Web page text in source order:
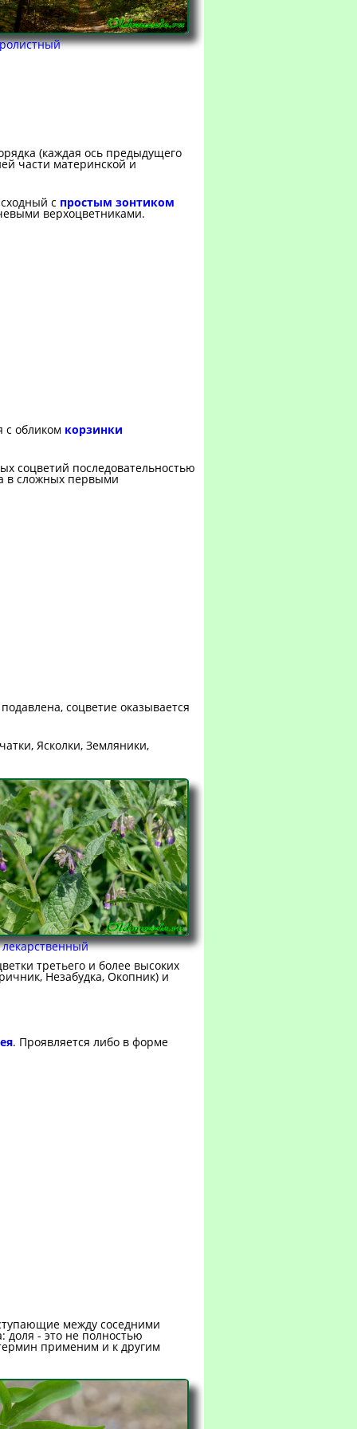
(каждая ось предыдущего
части материнской и
с простым зонтиком
верхоцветниками.
с обликом корзинки
соцветий последовательностью
в сложных первыми
соцветие оказывается
Ясколки, Земляники,
третьего и более высоких
Незабудка, Окопник) и
. Проявляется либо в форме
между соседними
- это не полностью
применим и к другим